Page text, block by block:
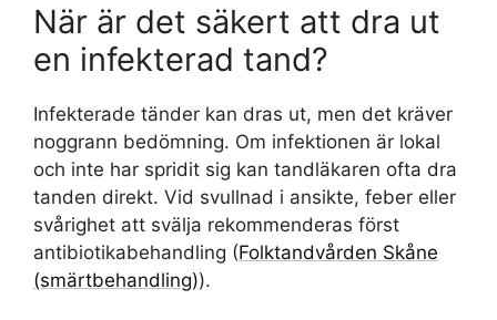
När är det säkert att dra ut
en infekterad tand?
Infekterade tänder kan dras ut, men det kräver
noggrann bedömning. Om infektionen är lokal
och inte har spridit sig kan tandläkaren ofta dra
tanden direkt. Vid svullnad i ansikte, feber eller
svårighet att svälja rekommenderas först
antibiotikabehandling (Folktandvården Skåne
(smärtbehandling)).